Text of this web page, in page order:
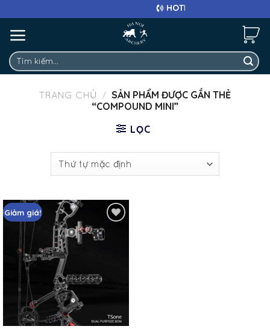
to
content
HOTLINE: 0911 682 663
Tìm
kiếm:
TRANG CHỦ / SẢN PHẨM ĐƯỢC GẮN THẺ
“COMPOUND MINI”
LỌC
Giảm giá!